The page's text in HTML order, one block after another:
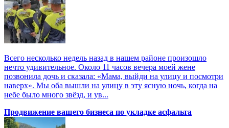
Всего несколько недель назад в нашем районе произошло
нечто удивительное. Около 11 часов вечера моей жене
позвонила дочь и сказала: «Мама, выйди на улицу и посмотри
наверх». Мы оба вышли на улицу в эту ясную ночь, когда на
небе было много звёзд, и ув...
Продвижение вашего бизнеса по укладке асфальта